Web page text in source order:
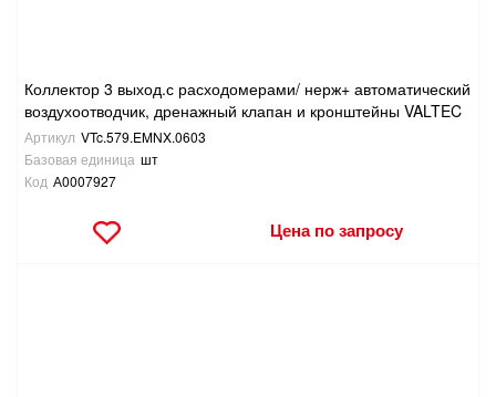
Коллектор 3 выход.с расходомерами/ нерж+ автоматический
воздухоотводчик, дренажный клапан и кронштейны VALTEC
Артикул VTc.579.EMNX.0603
Базовая единица шт
Код А0007927
Цена по запросу